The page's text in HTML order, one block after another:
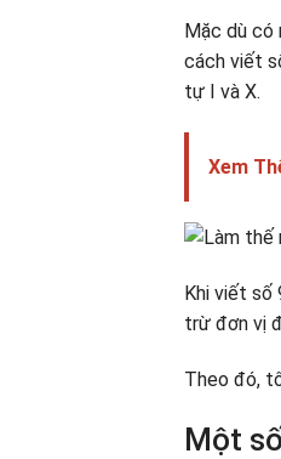
Mặc dù có
cách viết
tự I và X.
Xem
Khi viết số
trừ đơn vị
Theo đó,
Một